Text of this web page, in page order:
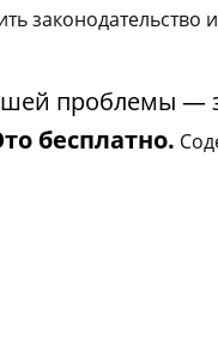
законодательство
проблемы —
бесплатно.